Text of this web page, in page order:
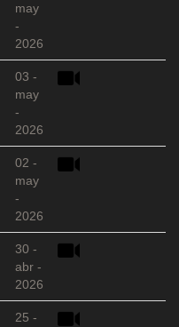
may
-
2026
03 -
may
-
2026
02 -
may
-
2026
30 -
abr -
2026
25 -